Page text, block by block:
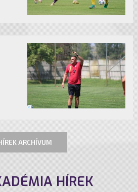
ARCHÍVUM
HÍREK